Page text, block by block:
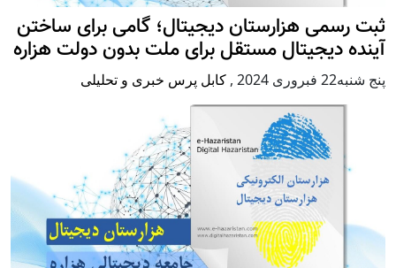
ثبت رسمی هزارستان دیجیتال؛ گامی برای ساختن
آینده دیجیتال مستقل برای ملت بدون دولت هزاره
پنج شنبه22 فبروری 2024 , کابل پرس خبری و تحلیلی